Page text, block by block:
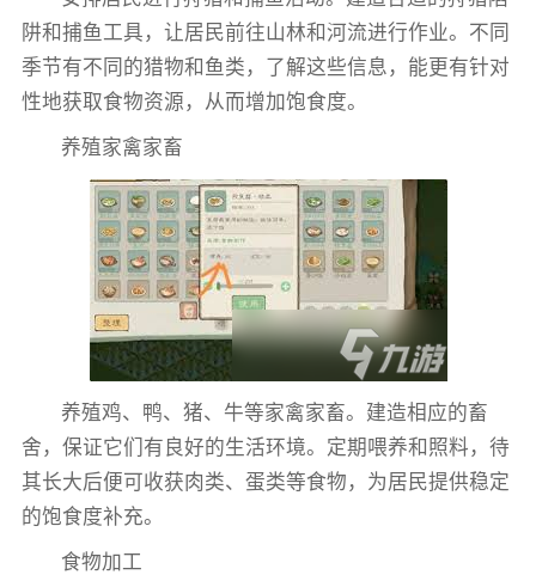
阱和捕鱼工具，让居民前往山林和河流进行作业。不同
季节有不同的猎物和鱼类，了解这些信息，能更有针对
性地获取食物资源，从而增加饱食度。
养殖家禽家畜
养殖鸡、鸭、猪、牛等家禽家畜。建造相应的畜
舍，保证它们有良好的生活环境。定期喂养和照料，待
其长大后便可收获肉类、蛋类等食物，为居民提供稳定
的饱食度补充。
食物加工